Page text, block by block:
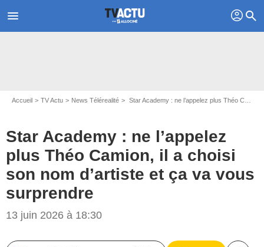
menu profil search
Accueil TV Actu News Télérealité Star Academy : ne l’appelez plus Théo Camion, il a choisi son nom d’artiste et ça va vous surprendre
Star Academy : ne l’appelez
plus Théo Camion, il a choisi
son nom d’artiste et ça va vous
surprendre
13 juin 2026 à 18:30